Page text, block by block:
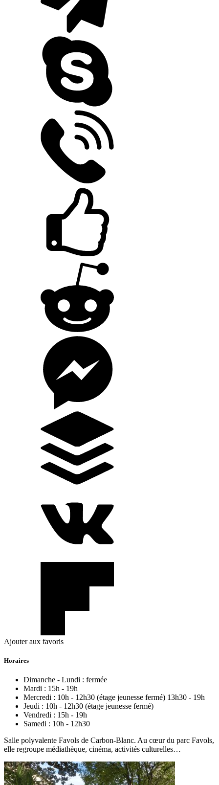
Ajouter aux favoris
Horaires
Dimanche - Lundi : fermée
Mardi : 15h - 19h
Mercredi : 10h - 12h30 (étage jeunesse fermé) 13h30 - 19h
Jeudi : 10h - 12h30 (étage jeunesse fermé)
Vendredi : 15h - 19h
Samedi : 10h - 12h30
Salle polyvalente Favols de Carbon-Blanc. Au cœur du parc Favols,
elle regroupe médiathèque, cinéma, activités culturelles…